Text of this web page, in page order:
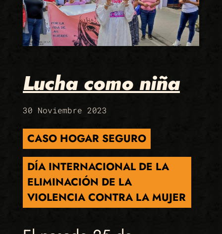
Lucha como niña
30 Noviembre 2023
CASO HOGAR SEGURO
DÍA INTERNACIONAL DE LA
ELIMINACIÓN DE LA
VIOLENCIA CONTRA LA MUJER